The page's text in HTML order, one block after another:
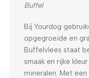
Buffel
Bij Yourdog
opgegroeide en
Buffelvlees staat
smaak en rijke
mineralen. Met